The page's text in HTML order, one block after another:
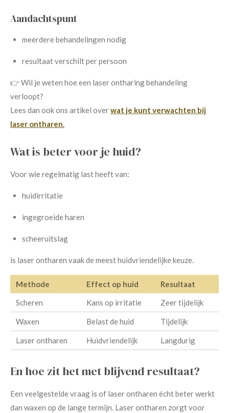
Aandachtspunt
meerdere behandelingen nodig
resultaat verschilt per persoon
👉 Wil je weten hoe een laser ontharing behandeling
verloopt?
Lees dan ook ons artikel overwat je kunt verwachten bij
laser ontharen.
Wat is beter voor je huid?
Voor wie regelmatig last heeft van:
huidirritatie
ingegroeide haren
scheeruitslag
is laser ontharen vaak de meest huidvriendelijke keuze.
Methode Effect op huid
Resultaat
Scheren
Kans op irritatie Zeer tijdelijk
Waxen Belast de huid Tijdelijk
Laser ontharen Huidvriendelijk Langdurig
En hoe zit het met blijvend resultaat?
Een veelgestelde vraag is of laser ontharen écht beter werkt
dan waxen op de lange termijn. Laser ontharen zorgt voor